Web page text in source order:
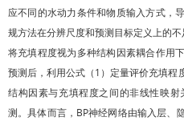
应不同的水动力条件和物质输入方式，
规方法在分辨尺度和预测目标定义上的不
将充填程度视为多种结构因素耦合作用
预测后，利用公式（1）定量评价充填程
结构因素与充填程度之间的非线性映
测。具体而言，BP神经网络由输入层、